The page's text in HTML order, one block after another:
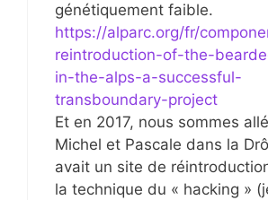
génétiquement faible.
https://alparc.org/fr/
reintroduction-of-the-
in-the-alps-a-successful-
transboundary-project
Et en 2017, nous sommes
Michel et Pascale dans la
avait un site de
la technique du « hacking »